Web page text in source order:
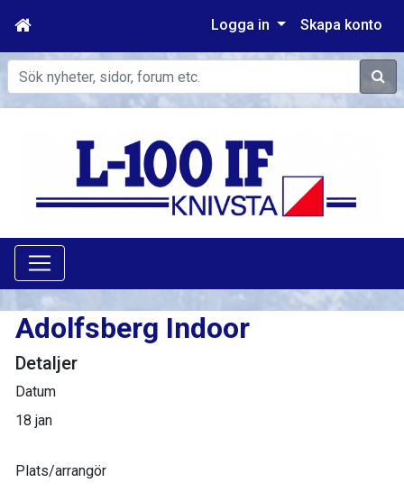
Logga in Skapa konto
Sök
Adolfsberg Indoor
Detaljer
Datum
18 jan
Plats/arrangör